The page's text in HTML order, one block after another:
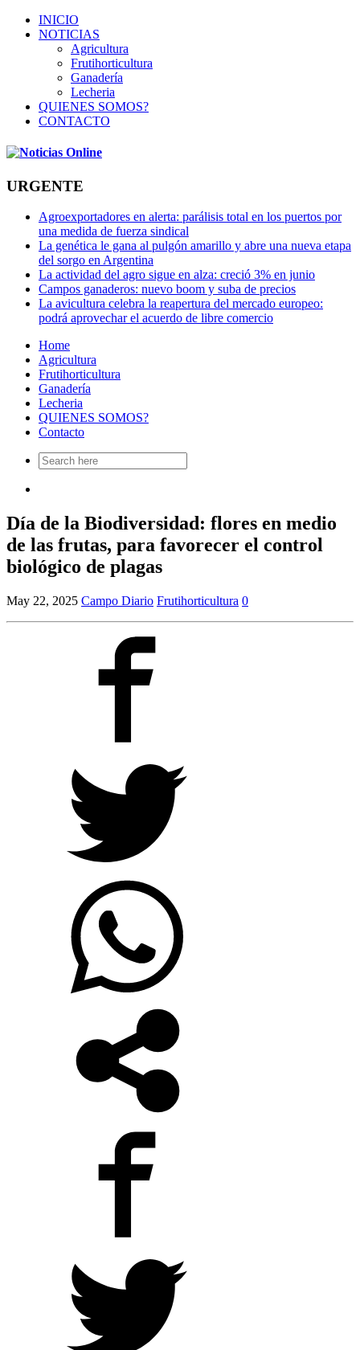
INICIO
NOTICIAS
Agricultura
Frutihorticultura
Ganadería
Lecheria
QUIENES SOMOS?
CONTACTO
URGENTE
Agroexportadores en alerta: parálisis total en los puertos por
una medida de fuerza sindical
La genética le gana al pulgón amarillo y abre una nueva etapa
del sorgo en Argentina
La actividad del agro sigue en alza: creció 3% en junio
Campos ganaderos: nuevo boom y suba de precios
La avicultura celebra la reapertura del mercado europeo:
podrá aprovechar el acuerdo de libre comercio
Home
Agricultura
Frutihorticultura
Ganadería
Lecheria
QUIENES SOMOS?
Contacto
Search
for:
Día de la Biodiversidad: flores en medio
de las frutas, para favorecer el control
biológico de plagas
May 22, 2025 Campo Diario Frutihorticultura 0